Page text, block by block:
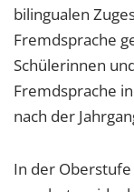
bilingualen
Fremdsprache
Schülerinnen
Fremdsprache
nach der
In der